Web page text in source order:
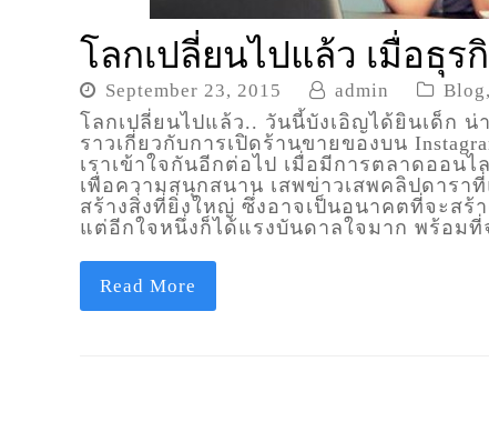
โลกเปลี่ยนไปแล้ว เมื่อธุร
September 23, 2015 admin Blog,
โลกเปลี่ยนไปแล้ว.. วันนี้บังเอิญได้ยินเด็ก
ราวเกี่ยวกับการเปิดร้านขายของบน
เราเข้าใจกันอีกต่อไป เมื่อมีการตลาดออนไ
เพื่อความสนุกสนาน เสพข่าวเสพคลิปดารา
สร้างสิ่งที่ยิ่งใหญ่ ซึ่งอาจเป็นอนาคตที่จะส
แต่อีกใจหนึ่งก็ได้แรงบันดาลใจมาก พร้อม
Read More